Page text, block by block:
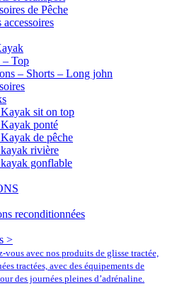
de Pêche
accessoires
– Top
– Shorts – Long john
sit on top
ponté
de pêche
rivière
gonflable
reconditionnées
>
vous avec nos produits de glisse tractée,
tractées, avec des équipements de
des journées pleines d’adrénaline.